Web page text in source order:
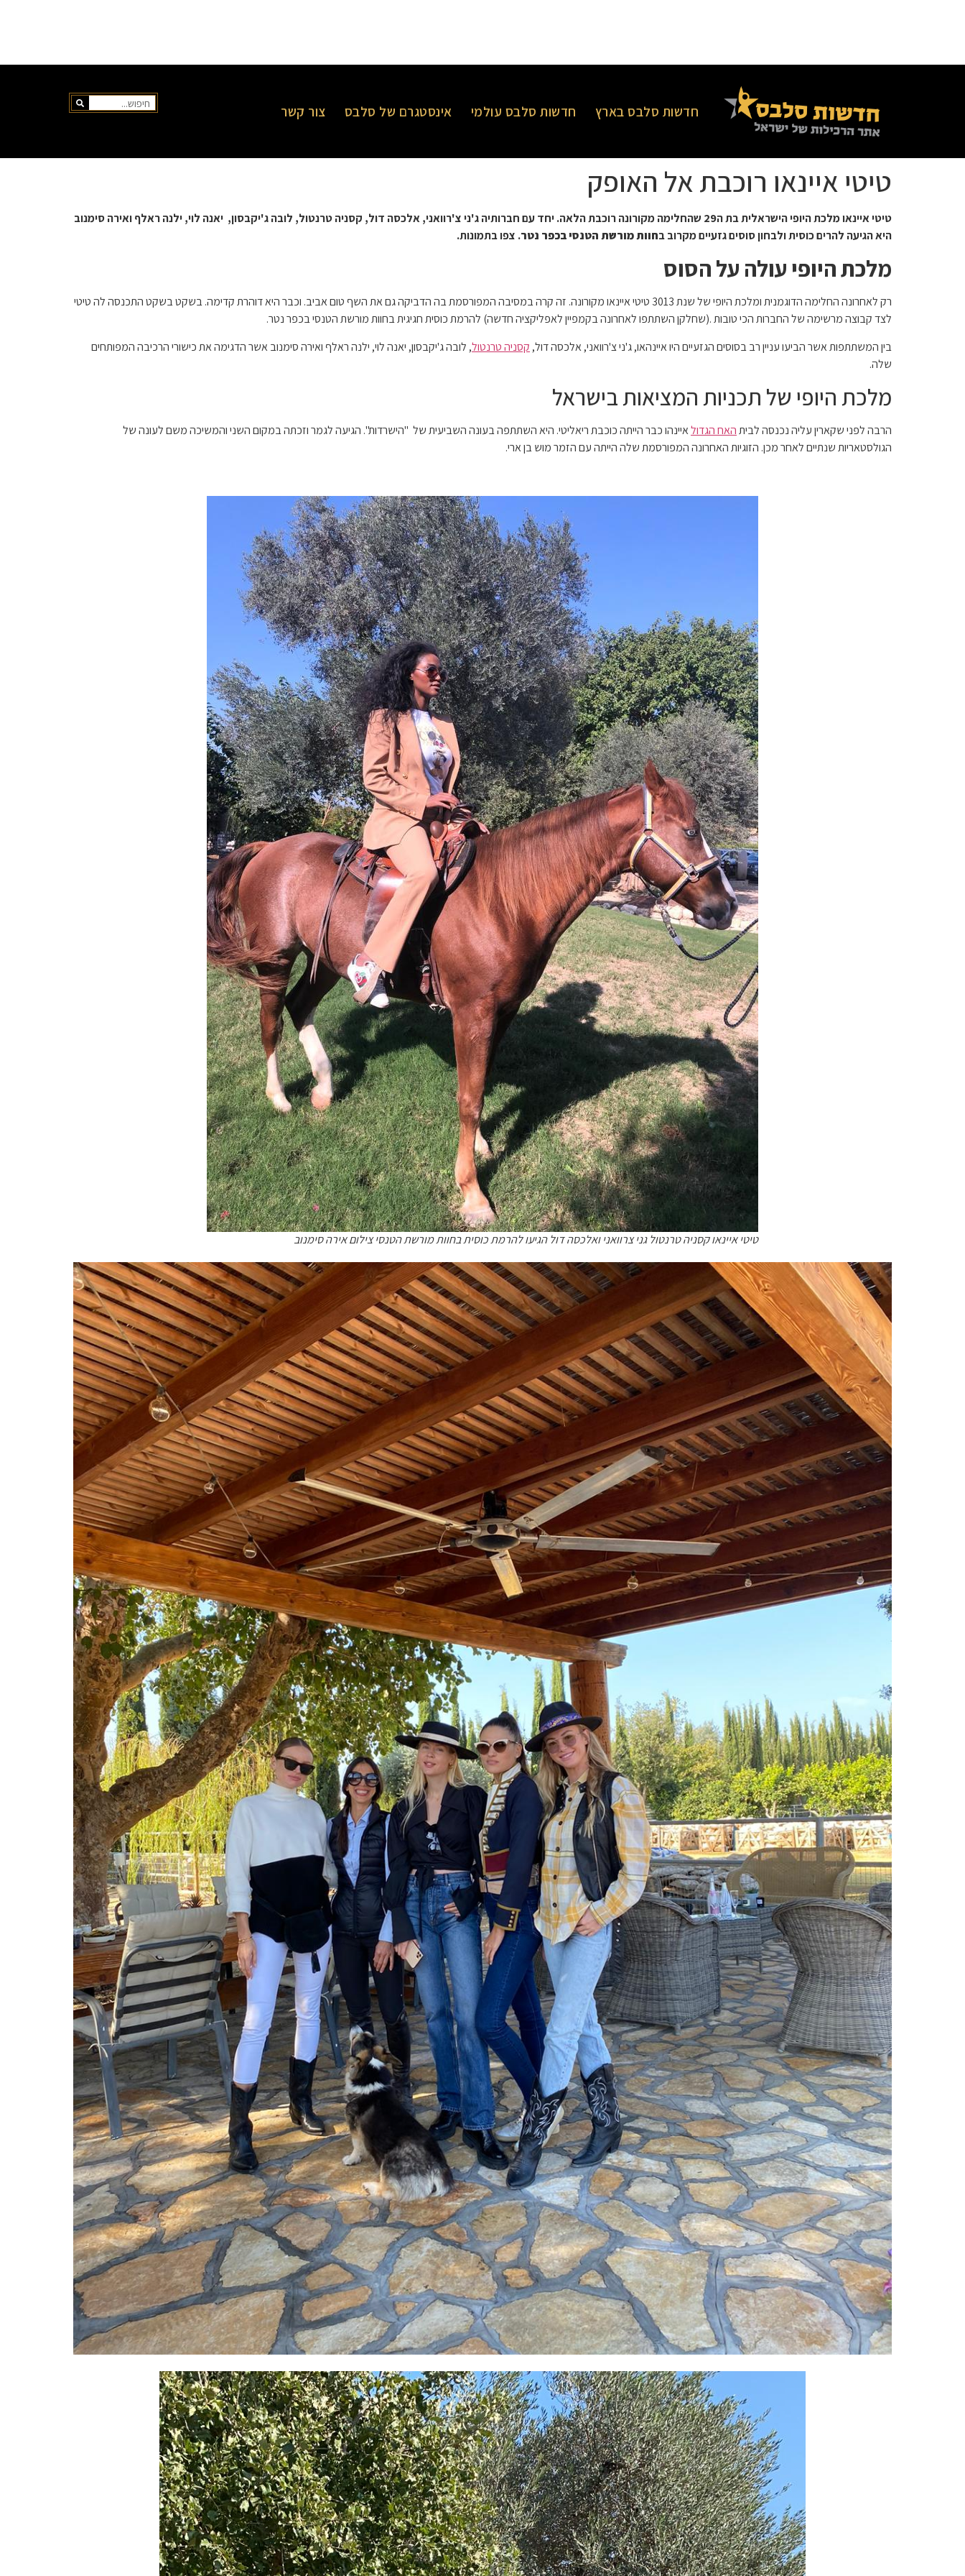
חדשות סלבס בארץ חדשות סלבס עולמי אינסטגרם של סלבס צור קשר
טיטי איינאו רוכבת אל האופק
טיטי
איינאו מלכת היופי הישראלית בת ה29 שהחלימה מקורונה רוכבת הלאה. יחד עם חברותיה ג'ני צ'רוואני, אלכסה דול, קסניה טרנטול, לובה ג'יקבסון, יאנה לוי, ילנה ראלף ואירה סימנוב
היא הגיעה להרים כוסית ולבחון סוסים גזעיים מקרוב בחוות מורשת הטנסי בכפר נטר. צפו בתמונות.
מלכת היופי עולה על הסוס
רק לאחרונה החלימה הדוגמנית ומלכת היופי של שנת 3013 טיטי איינאו מקורונה. זה קרה במסיבה המפורסמת בה הדביקה גם את השף טום אביב. וכבר היא דוהרת קדימה. בשקט בשקט התכנסה לה טיטי
לצד קבוצה מרשימה של החברות הכי טובות .(שחלקן השתתפו לאחרונה בקמפיין לאפליקציה חדשה) להרמת כוסית חגיגית בחוות מורשת הטנסי בכפר נטר.
בין המשתתפות אשר הביעו עניין רב בסוסים הגזעיים היו איינהאו, ג'ני צ'רוואני, אלכסה דול, קסניה טרנטול, לובה ג'יקבסון, יאנה לוי, ילנה ראלף ואירה סימנוב אשר הדגימה את כישורי הרכיבה המפותחים
שלה.
מלכת היופי של תכניות המציאות בישראל
הרבה לפני שקארין עליה נכנסה לביתהאח הגדולאיינהו כבר הייתה כוכבת ריאליטי. היא השתתפה בעונה השביעית של "הישרדות". הגיעה לגמר וזכתה במקום השני והמשיכה משם לעונה של
הגולסטאריות שנתיים לאחר מכן. הזוגיות האחרונה המפורסמת שלה הייתה עם הזמר מוש בן ארי.
טיטי איינאו קסניה טרנטול גני צרוואני ואלכסה דול הגיעו להרמת כוסית בחוות מורשת הטנסי צילום אירה סימנוב